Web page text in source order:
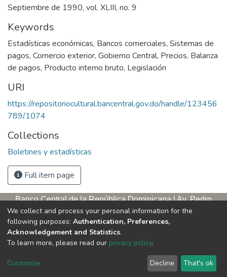
Septiembre de 1990, vol. XLIII, no. 9
Keywords
Estadísticas económicas, Bancos comerciales, Sistemas de
pagos, Comercio exterior, Gobierno Central, Precios, Balanza
de pagos, Producto interno bruto, Legislación
URI
https://repositoriocultural.bancentral.gov.do/handle/123456
789/1074
Collections
Boletines y estadísticas
Full item page
Banco Central de la República Dominicana | Av. Pedro
Henríquez Ureña, esq. Av. Leopoldo Navarro. Antigua sede,
tercer piso
Apartado postal, 1347 | Santo Domingo de Guzmán, D. N.,
República Dominicana | Teléfono: 809-221-9111 Exts.: 3653 y
Horario de servicios. L/V. 9:00 a. m. – 5:00 p. m.
We collect and process your personal information for the
following purposes: Authentication, Preferences,
Acknowledgement and Statistics.
To learn more, please read our privacy policy.
Customize Decline That's ok